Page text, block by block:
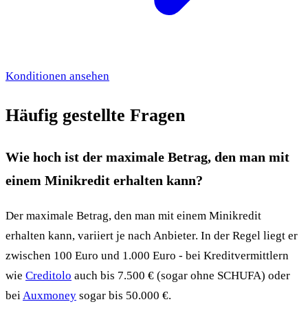
Konditionen ansehen
Häufig gestellte Fragen
Wie hoch ist der maximale Betrag, den man mit
einem Minikredit erhalten kann?
Der maximale Betrag, den man mit einem Minikredit
erhalten kann, variiert je nach Anbieter. In der Regel liegt er
zwischen 100 Euro und 1.000 Euro - bei Kreditvermittlern
wie Creditolo auch bis 7.500 € (sogar ohne SCHUFA) oder
beiAuxmoney sogar bis 50.000 €.